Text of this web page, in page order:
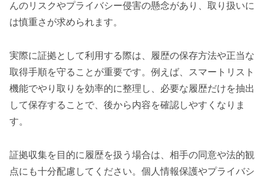
んのリスクやプライバシー侵害の懸念があり、取り扱いに
は慎重さが求められます。
実際に証拠として利用する際は、履歴の保存方法や正当な
取得手順を守ることが重要です。例えば、スマートリスト
機能でやり取りを効率的に整理し、必要な履歴だけを抽出
して保存することで、後から内容を確認しやすくなりま
す。
証拠収集を目的に履歴を扱う場合は、相手の同意や法的観
点にも十分配慮してください。個人情報保護やプライバシ